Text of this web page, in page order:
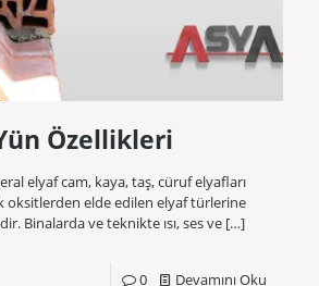
Özellikleri
elyaf cam, kaya, taş, cüruf elyafları
oksitlerden elde edilen elyaf türlerine
Binalarda ve teknikte ısı, ses ve […]
0 Devamını Oku